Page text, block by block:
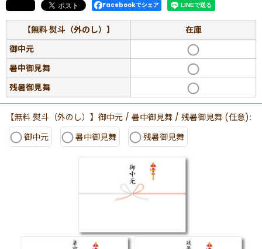
Facebookでシェア
【無料 熨斗（外のし）】
在庫
御中元
暑中御見舞
残暑御見舞
【無料 熨斗（外のし）】御中元 / 暑中御見舞 / 残暑御見舞 (任意):
御中元
暑中御見舞 残暑御見舞